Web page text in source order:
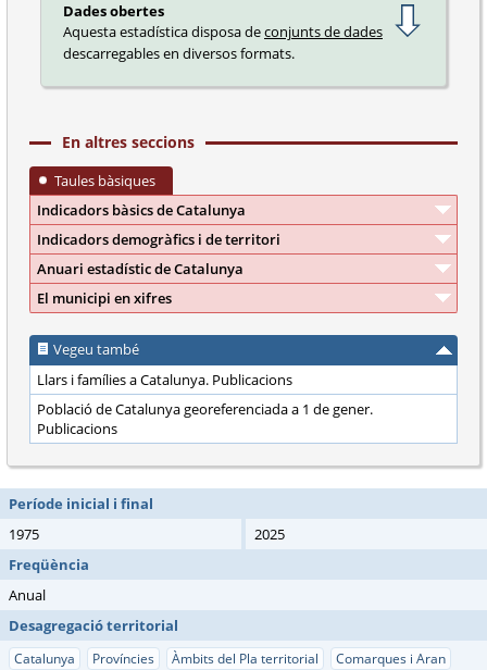
Dades obertes
Aquesta estadística disposa deconjunts de dades
descarregables en diversos formats.
En altres seccions
Taules bàsiques
Indicadors bàsics de Catalunya
Indicadors demogràfics i de territori
Anuari estadístic de Catalunya
El municipi en xifres
Vegeu també
Llars i famílies a Catalunya. Publicacions
Població de Catalunya georeferenciada a 1 de gener.
Publicacions
Període inicial i final
1975
2025
Freqüència
Anual
Desagregació territorial
Catalunya Províncies Àmbits del Pla territorial
Comarques i Aran